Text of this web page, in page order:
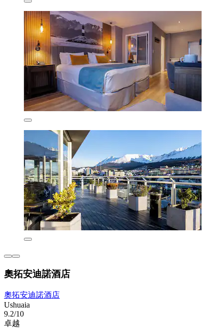
奧拓安迪諾酒店
奧拓安迪諾酒店
Ushuaia
9.2/10
卓越